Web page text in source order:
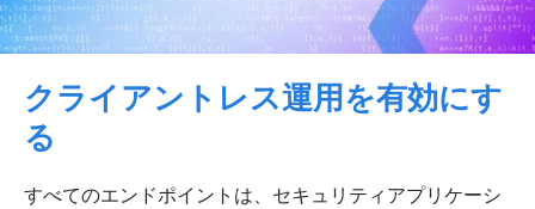
クライアントレス運用を有効にす
る
すべてのエンドポイントは、セキュリティアプリケーシ